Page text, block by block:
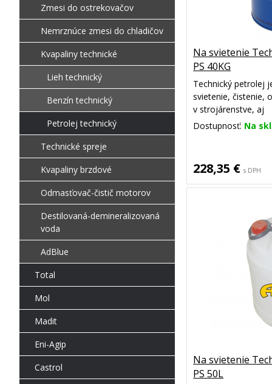
Na svietenie
PS 40KG
Technický petrolej
svietenie, čistenie,
v strojárenstve, aj
ako akcelerátor
vybranú frakciu
Dostupnosť: Na
228,35 € s DPH
Na svietenie
PS 50L
Zmesi do ostrekovačov
Nemrznúce zmesi do chladičov
Kvapaliny technické
Lieh technický
Benzín technický
Petrolej technický
Technické spreje
Kvapaliny brzdové
Odmasťovač-čistič motorov
Destilovaná-demineralizovaná
voda
AdBlue
Total
Mol
Madit
Eni-Agip
Castrol